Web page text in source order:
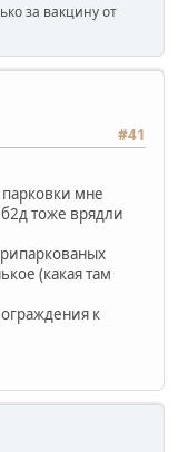
за вакцину от
#41
мне
тоже врядли
(какая там
к